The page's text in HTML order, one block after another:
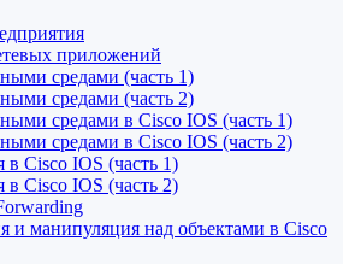
приложений
средами (часть 1)
средами (часть 2)
средами в Cisco IOS (часть 1)
средами в Cisco IOS (часть 2)
Cisco IOS (часть 1)
Cisco IOS (часть 2)
и манипуляция над объектами в Cisco